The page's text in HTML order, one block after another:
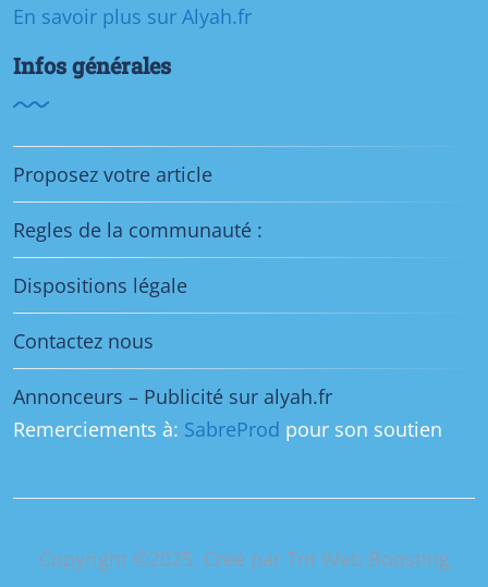
En savoir plus sur Alyah.fr
Infos générales
Proposez votre article
Regles de la communauté :
Dispositions légale
Contactez nous
Annonceurs – Publicité sur alyah.fr
Remerciements à: SabreProd pour son soutien
Copyright ©2025. Créé par Tnt Web Boosting